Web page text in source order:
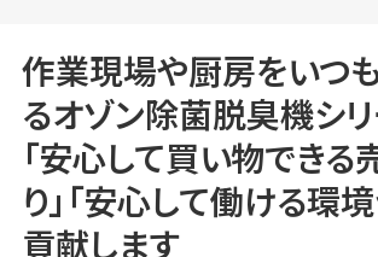
作業現場や厨房をいつ
るオゾン除菌脱臭機シ
「安心して買い物できる
り」「安心して働ける環境
貢献します